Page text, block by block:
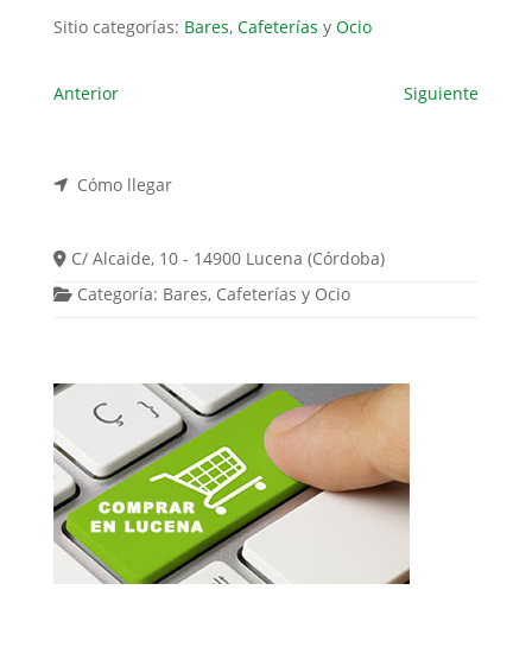
Sitio categorías: Bares, Cafeterías y Ocio
Anterior Siguiente
Cómo llegar
C/ Alcaide, 10 - 14900 Lucena (Córdoba)
Categoría: Bares, Cafeterías y Ocio